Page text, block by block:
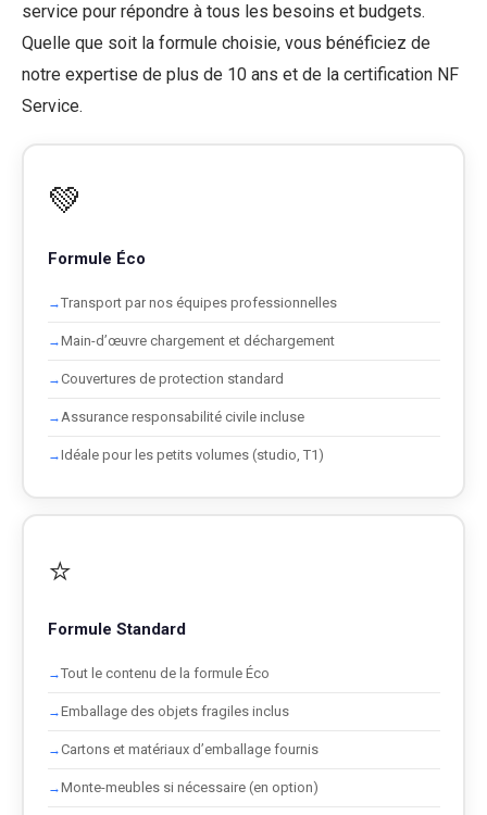
service pour répondre à tous les besoins et budgets.
Quelle que soit la formule choisie, vous bénéficiez de
notre expertise de plus de 10 ans et de la certification NF
Service.
💚
Formule Éco
Transport par nos équipes professionnelles
Main-d’œuvre chargement et déchargement
Couvertures de protection standard
Assurance responsabilité civile incluse
Idéale pour les petits volumes (studio, T1)
⭐
Formule Standard
Tout le contenu de la formule Éco
Emballage des objets fragiles inclus
Cartons et matériaux d’emballage fournis
Monte-meubles si nécessaire (en option)